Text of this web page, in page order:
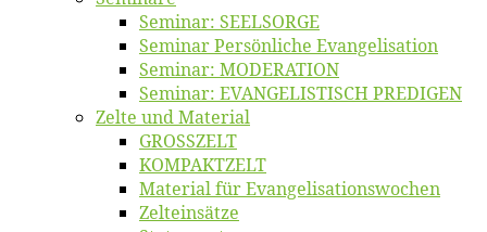
Se­mi­nar: SEELSORGE
Se­mi­nar Per­sön­li­che Evangelisation
Se­mi­nar: MODERATION
Se­mi­nar: EVANGELISTISCH PREDIGEN
Zel­te und Material
GROSSZELT
KOMPAKTZELT
Ma­te­ri­al für Evangelisationswochen
Zelt­ein­sät­ze